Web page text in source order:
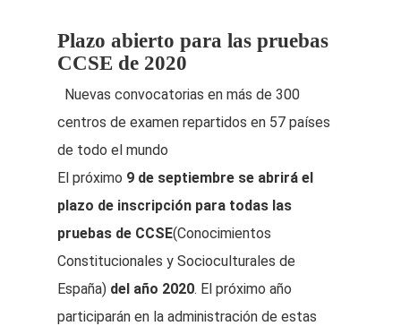
Plazo abierto para las pruebas
CCSE de 2020
Nuevas convocatorias en más de 300
centros de examen repartidos en 57 países
de todo el mundo
El próximo 9 de septiembre se abrirá el
plazo de inscripción para todas las
pruebas de CCSE(Conocimientos
Constitucionales y Socioculturales de
España) del año 2020. El próximo año
participarán en la administración de estas